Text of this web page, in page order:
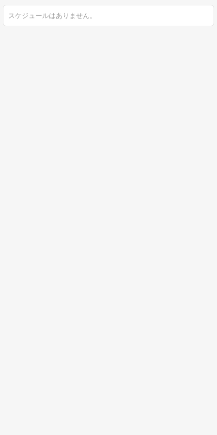
スケジュールはありません。